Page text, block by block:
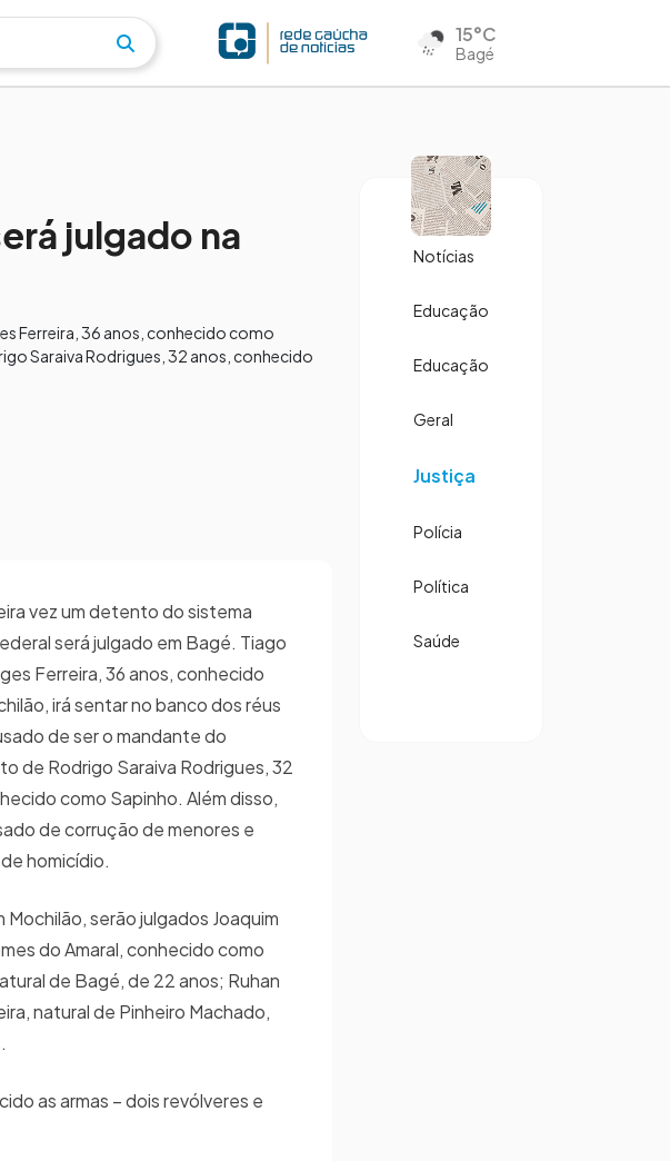
15°C
Bagé
julgado na
Ferreira, 36 anos, conhecido como
Saraiva Rodrigues, 32 anos, conhecido
vez um detento do sistema
será julgado em Bagé. Tiago
Ferreira, 36 anos, conhecido
irá sentar no banco dos réus
de ser o mandante do
de Rodrigo Saraiva Rodrigues, 32
como Sapinho. Além disso,
de corrução de menores e
homicídio.
Mochilão, serão julgados Joaquim
do Amaral, conhecido como
de Bagé, de 22 anos; Ruhan
natural de Pinheiro Machado,
as armas – dois revólveres e
Notícias
Educação
Educação
Geral
Justiça
Polícia
Política
Saúde